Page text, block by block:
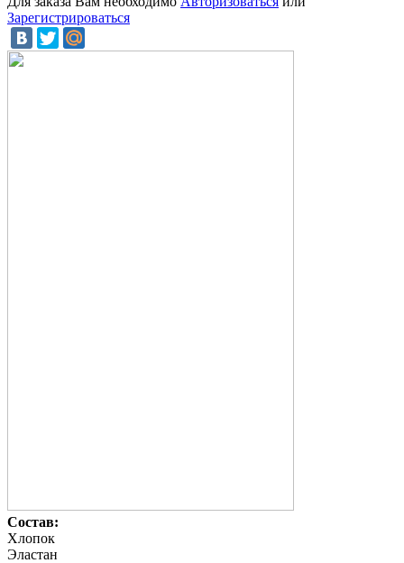
Зарегистрироваться
Состав:
Хлопок
Эластан